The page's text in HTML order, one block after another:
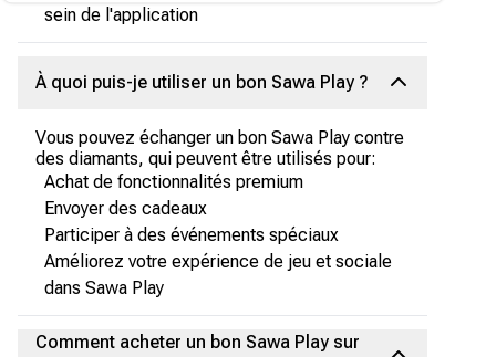
sein de l'application
À quoi puis-je utiliser un bon Sawa Play ?
Vous pouvez échanger un bon Sawa Play contre
des diamants, qui peuvent être utilisés pour:
Achat de fonctionnalités premium
Envoyer des cadeaux
Participer à des événements spéciaux
Améliorez votre expérience de jeu et sociale
dans Sawa Play
Comment acheter un bon Sawa Play sur